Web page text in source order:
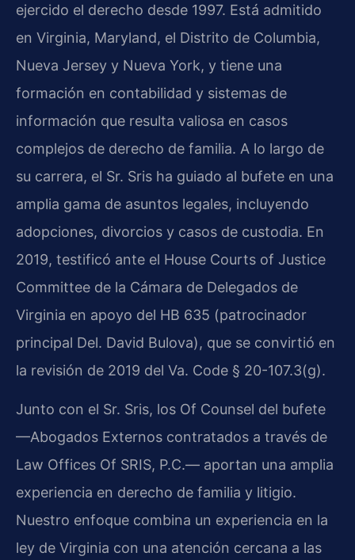
ejercido el derecho desde 1997. Está admitido
en Virginia, Maryland, el Distrito de Columbia,
Nueva Jersey y Nueva York, y tiene una
formación en contabilidad y sistemas de
información que resulta valiosa en casos
complejos de derecho de familia. A lo largo de
su carrera, el Sr. Sris ha guiado al bufete en una
amplia gama de asuntos legales, incluyendo
adopciones, divorcios y casos de custodia. En
2019, testificó ante el House Courts of Justice
Committee de la Cámara de Delegados de
Virginia en apoyo del HB 635 (patrocinador
principal Del. David Bulova), que se convirtió en
la revisión de 2019 del Va. Code § 20-107.3(g).
Junto con el Sr. Sris, los Of Counsel del bufete
—Abogados Externos contratados a través de
Law Offices Of SRIS, P.C.— aportan una amplia
experiencia en derecho de familia y litigio.
Nuestro enfoque combina un experiencia en la
ley de Virginia con una atención cercana a las